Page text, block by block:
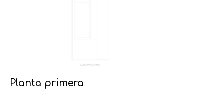
Planta primera